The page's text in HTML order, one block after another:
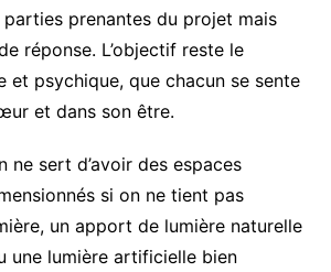
parties prenantes du projet mais
réponse. L’objectif reste le
et psychique, que chacun se sente
et dans son être.
ne sert d’avoir des espaces
si on ne tient pas
un apport de lumière naturelle
une lumière artificielle bien